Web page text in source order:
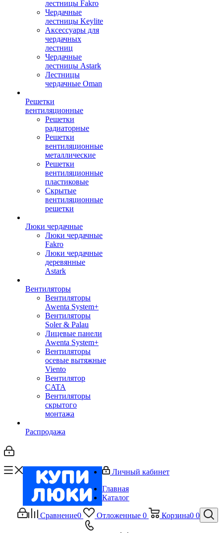
лестницы Fakro
Чердачные
лестницы Keylite
Аксессуары для
чердачных
лестниц
Чердачные
лестницы Astark
Лестницы
чердачные Oman
Решетки
вентиляционные
Решетки
радиаторные
Решетки
вентиляционные
металлические
Решетки
вентиляционные
пластиковые
Скрытые
вентиляционные
решетки
Люки чердачные
Люки чердачные
Fakro
Люки чердачные
деревянные
Astark
Вентиляторы
Вентиляторы
Awenta System+
Вентиляторы
Soler & Palau
Лицевые панели
Awenta System+
Вентиляторы
осевые вытяжные
Viento
Вентилятор
CATA
Вентиляторы
скрытого
монтажа
Распродажа
Сравнение0 Отложенные 0 Корзина0 0
Личный кабинет
Главная
Каталог